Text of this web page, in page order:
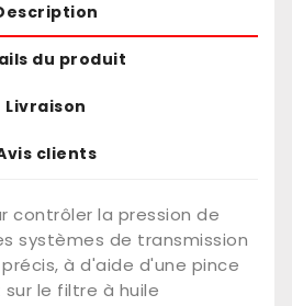
du produit
Livraison
clients
contrôler la pression de
systèmes de transmission
à d'aide d'une pince
le filtre à huile